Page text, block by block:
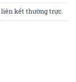
liên kết thường trực.